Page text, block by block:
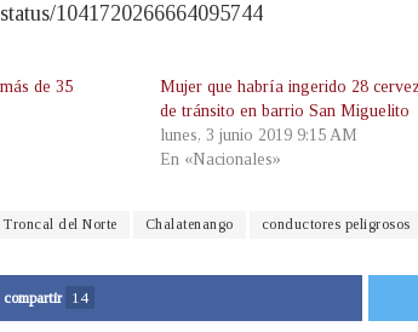
1041720266664095744
de 35
Mujer que habría ingerido 28
de tránsito en barrio San Miguelito
lunes, 3 junio 2019 9:15 AM
En «Nacionales»
Troncal del Norte Chalatenango conductores peligrosos
compartir 14